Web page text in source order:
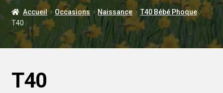
LIVRAISON
MARIAGE
Accueil Occasions Naissance
T40 Bébé Phoque
T40
T40